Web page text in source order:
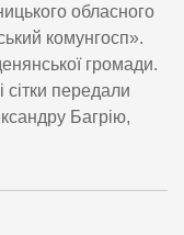
обласного
комунгосп».
громади.
сітки передали
Багрію,